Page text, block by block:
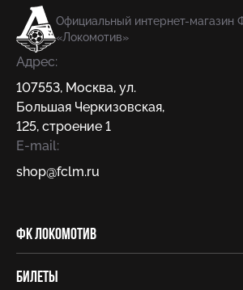
Официальный интернет-магазин
«Локомотив»
Адрес:
107553, Москва, ул.
Большая Черкизовская,
125, строение 1
E-mail:
shop@fсlm.ru
ФК Локомотив
Билеты